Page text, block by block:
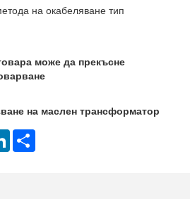
на окабеляване тип
може да прекъсне
на маслен трансформатор
LinkedIn